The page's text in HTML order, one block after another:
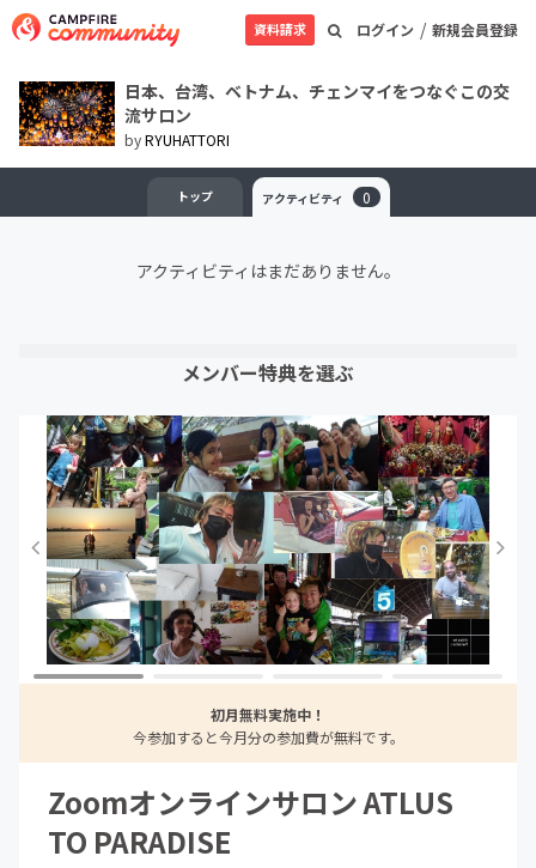
ログイン / 新規会員登録
資料請求
日本、台湾、ベトナム、チェンマイをつなぐこの交
流サロン
byRYUHATTORI
トップ アクティビティ 0
アクティビティはまだありません。
メンバー特典を選ぶ
初月無料実施中！
今参加すると今月分の参加費が無料です。
Zoomオンラインサロン ATLUS
TO PARADISE